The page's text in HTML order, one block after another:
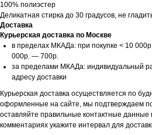
100% полиэстер
Деликатная стирка до 30 градусов, не
Доставка
Курьерская доставка по Москве
в пределах МКАДа: при покупке < 10
000р. — 700р.
за пределами МКАДа: индивидуальный
адресу доставки
Курьерская доставка осуществляется по
оформленные на сайте, мы подтверждаем
оставляйте правильные контактные
комментариях укажите интервал для